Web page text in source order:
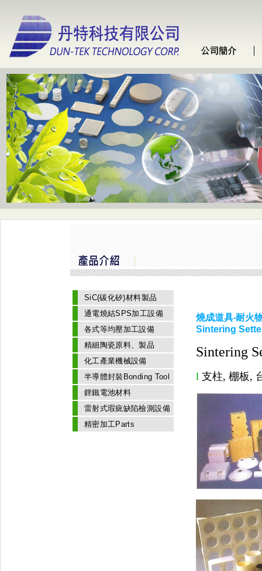
SiC(碳化矽)材料製品
通電燒結SPS加工設備
各式等均壓加工設備
精細陶瓷原料、製品
化工產業機械設備
半導體封裝Bonding Tool
鋰鐵電池材料
雷射式瑕疵缺陷檢測設備
精密加工Parts
燒成道具‧耐火
Sintering
Sintering
l支柱, 棚板,